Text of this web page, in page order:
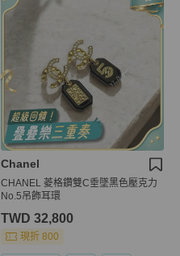
Chanel
CHANEL 菱格鑽雙C垂墜黑色壓克力
No.5吊飾耳環
TWD 32,800
現折 800